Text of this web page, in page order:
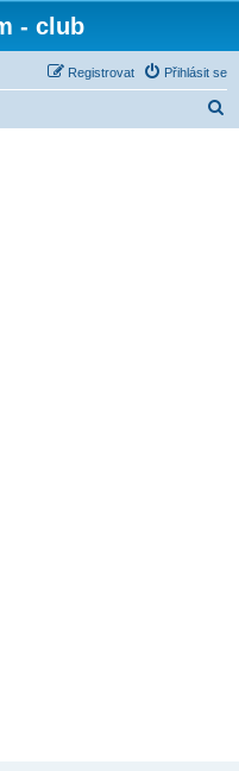
- club
Přihlásit se
Registrovat